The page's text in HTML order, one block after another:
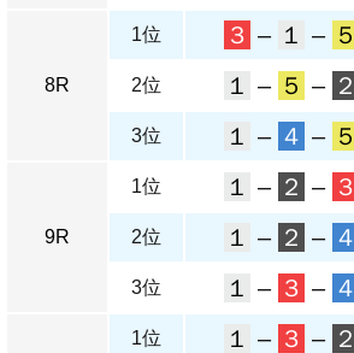
8R
1位 ３ – １ – ５
2位 １ – ５ – ２
3位 １ – ４ – ５
9R
1位 １ – ２ – ３
2位 １ – ２ – ４
3位 １ – ３ – ４
1位 １ – ３ – ２